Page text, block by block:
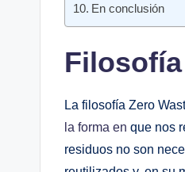
En conclusión
La filosofía Zero
la forma en que nos
residuos no son